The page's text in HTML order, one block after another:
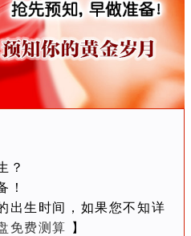
？
！
出生时间，如果您不知详
免费测算 】